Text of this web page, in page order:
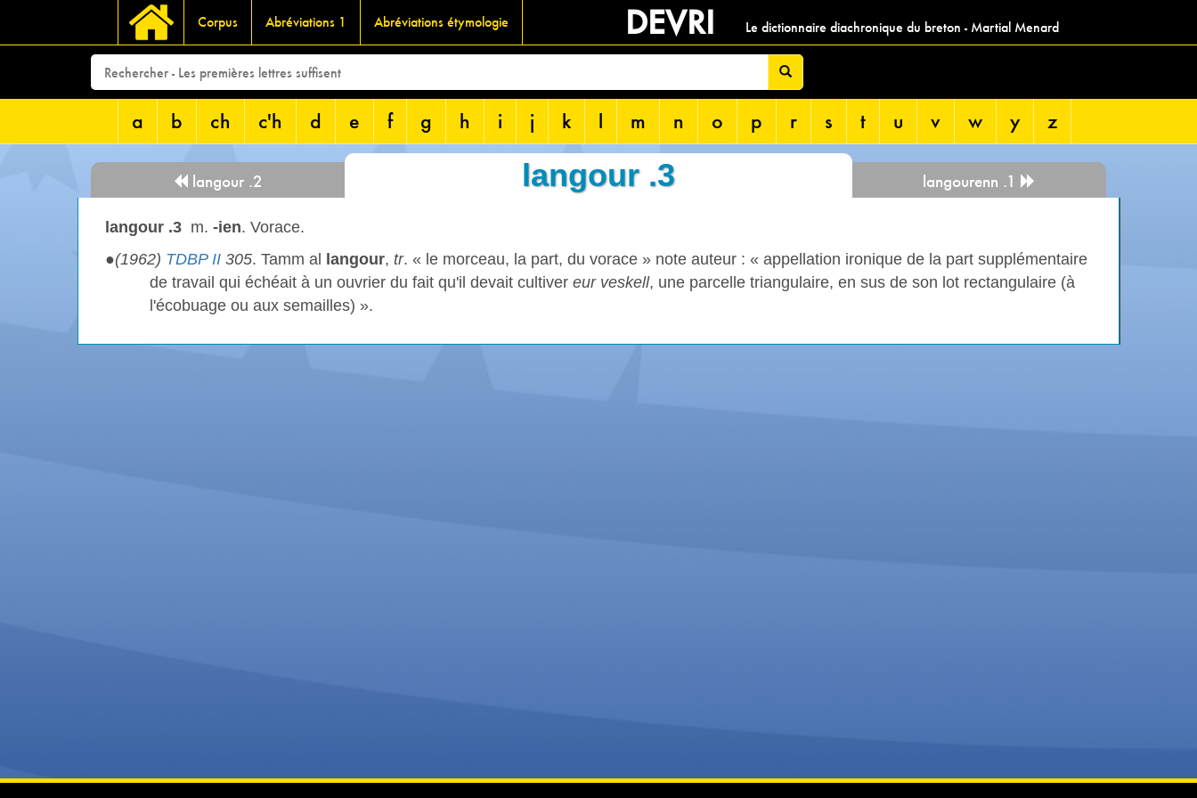
Corpus Abréviations 1 Abréviations étymologie DEVRI Le dictionnaire diachronique du breton - Martial Menard
a b ch c'h d e f g h i j k l m n o p r s t u v w y z
langour .2 langour .3 langourenn .1
langour .3 m. -ien. Vorace.
●(1962) TDBP II 305. Tamm al langour, tr. « le morceau, la part, du vorace » note auteur : « appellation ironique de la part supplémentaire
de travail qui échéait à un ouvrier du fait qu'il devait cultiver eur veskell, une parcelle triangulaire, en sus de son lot rectangulaire (à
l'écobuage ou aux semailles) ».